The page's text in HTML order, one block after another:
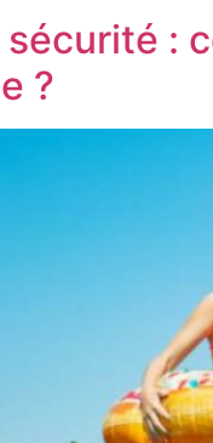
:
?